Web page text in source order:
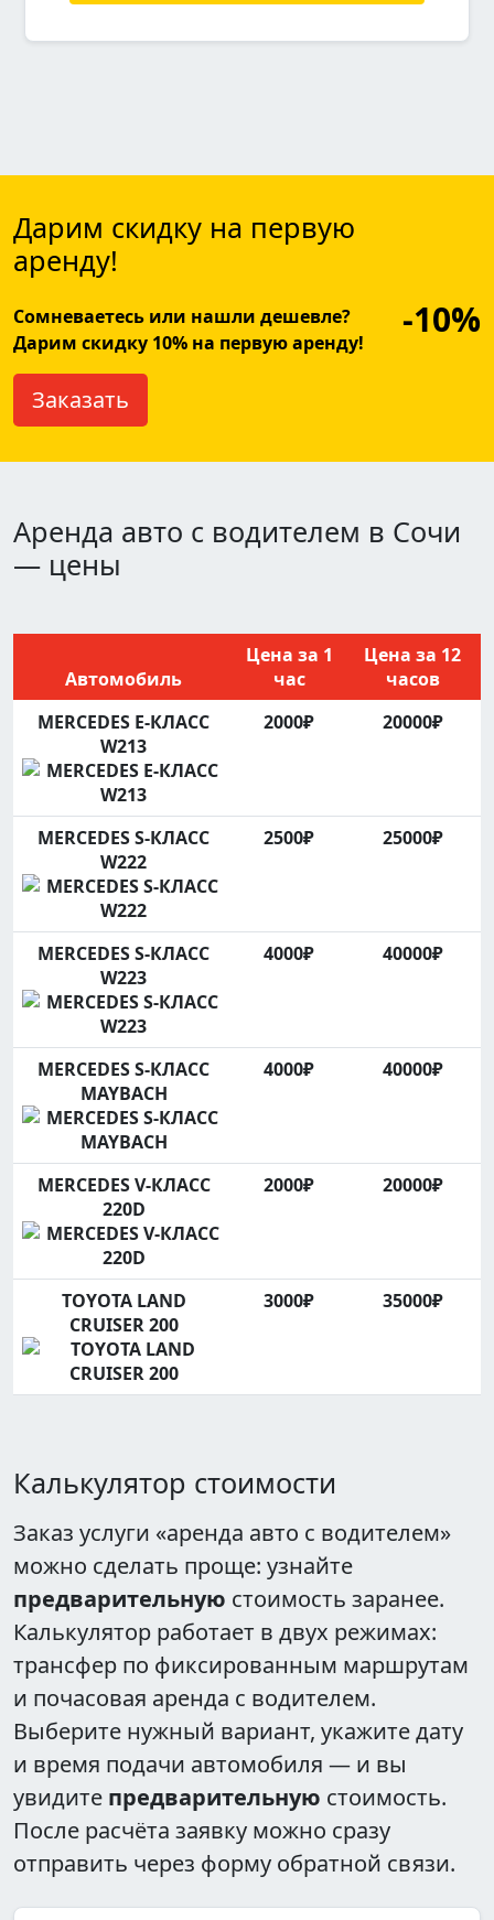
Дарим скидку на первую
аренду!
Сомневаетесь или нашли дешевле?
Дарим скидку 10% на первую аренду!
Заказать
-10%
Аренда авто с водителем в Сочи
— цены
Автомобиль
Цена за 1
час
Цена за 12
часов
MERCEDES Е-КЛАСС
W213
2000₽ 20000₽
MERCEDES S-КЛАСС
W222
2500₽ 25000₽
MERCEDES S-КЛАСС
W223
4000₽ 40000₽
MERCEDES S-КЛАСС
MAYBACH
4000₽ 40000₽
MERCEDES V-КЛАСС
220D
2000₽ 20000₽
TOYOTA LAND
CRUISER 200
3000₽ 35000₽
Калькулятор стоимости
Заказ услуги «аренда авто с водителем»
можно сделать проще: узнайте
предварительную стоимость заранее.
Калькулятор работает в двух режимах:
трансфер по фиксированным маршрутам
и почасовая аренда с водителем.
Выберите нужный вариант, укажите дату
и время подачи автомобиля — и вы
увидите предварительную стоимость.
После расчёта заявку можно сразу
отправить через форму обратной связи.